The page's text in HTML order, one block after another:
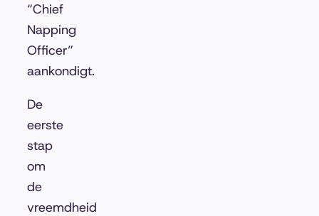
“Chief
Napping
Officer”
aankondigt.
De
eerste
stap
om
de
vreemdheid